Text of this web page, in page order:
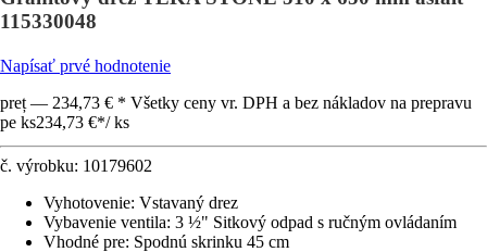
115330048
Napísať prvé hodnotenie
preț — 234,73 € * Všetky ceny vr. DPH a bez nákladov na prepravu
pe ks234,73 €*/ ks
č. výrobku: 10179602
Vyhotovenie: Vstavaný drez
Vybavenie ventila: 3 ½" Sitkový odpad s ručným ovládaním
Vhodné pre: Spodnú skrinku 45 cm